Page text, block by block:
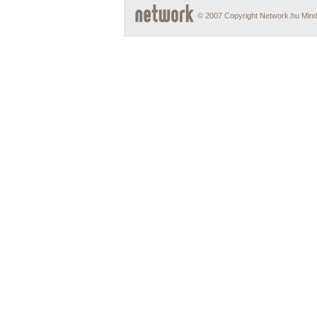
© 2007 Copyright Network.hu